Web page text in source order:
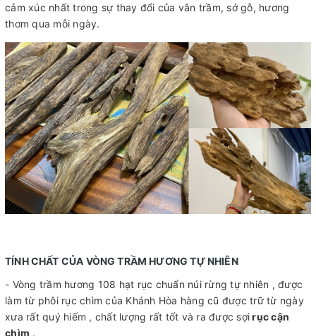
cảm xúc nhất trong sự thay đổi của vân trầm, sớ gỗ, hương
thơm qua mỗi ngày.
TÍNH CHẤT CỦA VÒNG TRẦM HƯƠNG TỰ NHIÊN
- Vòng trầm hương 108 hạt rục chuẩn núi rừng tự nhiên , được
làm từ phôi rục chìm của Khánh Hòa hàng cũ được trữ từ ngày
xưa rất quý hiếm , chất lượng rất tốt và ra được sợirục cận
chìm .